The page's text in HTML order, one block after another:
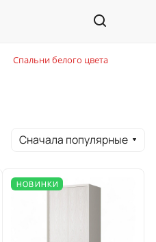
Спальни белого цвета
Сначала популярные
НОВИНКИ